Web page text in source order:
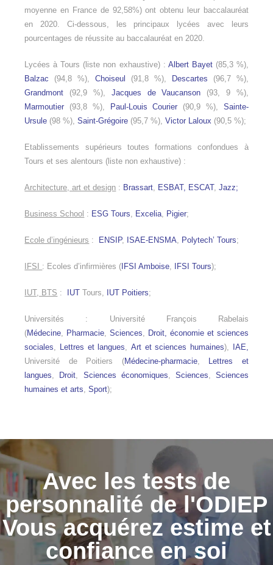
moyenne en France de 92,58%) ont obtenu leur baccalauréat
en 2020. Ci-dessous, les principaux lycées avec leurs
pourcentages de réussite au baccalauréat en 2020.
Lycées à Tours (liste non exhaustive) : Albert Bayet(85,3 %),
Balzac (94,8 %),Choiseul (91,8 %), Descartes (96,7 %),
Grandmont (92,9 %), Jacques de Vaucanson (93, 9 %),
Marmoutier (93,8 %), Paul-Louis Courier (90,9 %), Sainte-
Ursule (98 %), Saint-Grégoire (95,7 %),Victor Laloux (90,5 %);
Etablissements supérieurs toutes formations confondues à
Tours et ses alentours (liste non exhaustive) :
Architecture, art et design : Brassart, ESBAT, ESCAT,Jazz;
Business School : ESG Tours, Excelia, Pigier;
Ecole d’ingénieurs : ENSIP, ISAE-ENSMA, Polytech’ Tours;
IFSI : Ecoles d’infirmières ( IFSI Amboise, IFSI Tours);
IUT, BTS : IUT Tours, IUT Poitiers;
Universités : Université François Rabelais
(Médecine, Pharmacie,Sciences, Droit, économie et sciences
sociales, Lettres et langues,Art et sciences humaines),
IAE,
Université de Poitiers (Médecine-pharmacie,
Lettres et
langues, Droit, Sciences économiques, Sciences, Sciences
humaines et arts,Sport);
Avec les tests de
personnalité de l'ODIEP
Vous acquérez estime et
confiance en soi